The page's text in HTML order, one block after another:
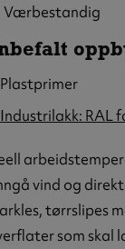
Værbestandig
Plastprimer
Industrilakk: RAL
vind og
tørrslipes
som skal